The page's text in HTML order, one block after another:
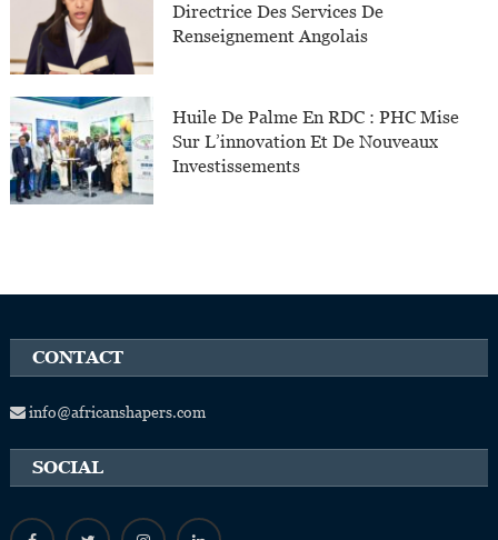
Directrice Des Services De
Renseignement Angolais
Huile De Palme En RDC : PHC Mise
Sur L’innovation Et De Nouveaux
Investissements
CONTACT
info@africanshapers.com
SOCIAL